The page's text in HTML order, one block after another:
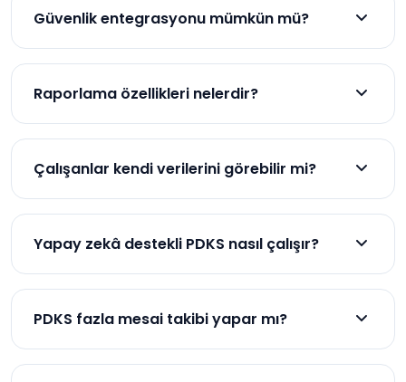
Güvenlik entegrasyonu mümkün mü?
Evet, kartlı, biyometrik ve turnike sistemleriyle
Raporlama özellikleri nelerdir?
Günlük, haftalık ve aylık raporlarla personel
Çalışanlar kendi verilerini görebilir mi?
Evet, şeffaflık için çalışanların erişimi mümkündür.
Yapay zekâ destekli PDKS nasıl çalışır?
İş gücü ihtiyaçlarını tahmin eder ve planlamayı
PDKS fazla mesai takibi yapar mı?
Evet, fazla mesai sürelerini otomatik olarak